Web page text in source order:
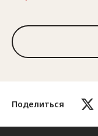
Поделиться